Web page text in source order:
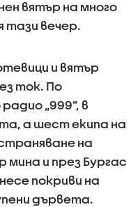
вятър на много
тази вечер.
и вятър
ток. По
„999”, в
а шест екипа на
на
мина и през Бургас
покриви на
дървета.